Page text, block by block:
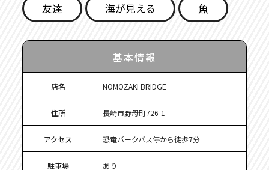
友達
海が見える 魚
基本情報
店名 NOMOZAKI BRIDGE
住所 長崎市野母町726-1
アクセス 恐竜パークバス停から徒歩7分
駐車場 あり